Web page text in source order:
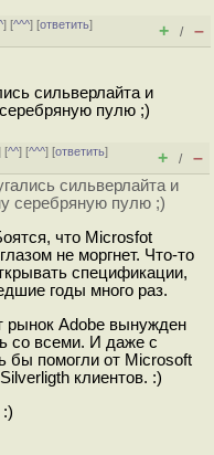
] [^^^] [ответить]
+ / –
сильверлайта и
пулю ;)
[^^] [^^^] [ответить]
+ / –
сильверлайта и
серебряную пулю ;)
что Microsfot
не моргнет. Что-то
спецификации,
годы много раз.
рынок Adobe вынужден
со всеми. И даже с
бы помогли от Microsoft
клиентов. :)